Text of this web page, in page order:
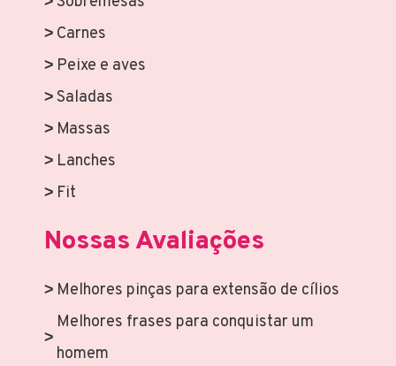
Carnes
Peixe e aves
Saladas
Massas
Lanches
Fit
Nossas Avaliações
Melhores pinças para extensão de cílios
Melhores frases para conquistar um
homem